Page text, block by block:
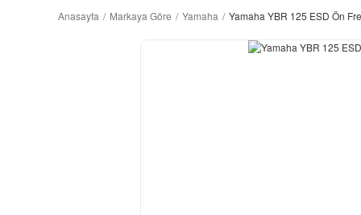
Anasayfa Markaya Göre Yamaha Yamaha YBR 125 ESD Ön